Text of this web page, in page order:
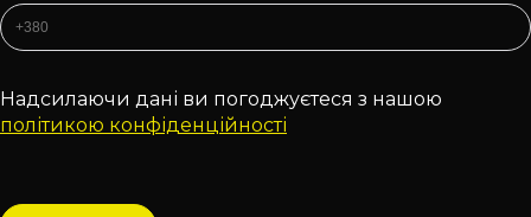
Надсилаючи дані ви погоджуєтеся з нашою
політикою конфіденційності